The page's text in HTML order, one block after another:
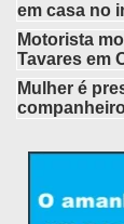
em casa no
Motorista
Tavares em
Mulher é